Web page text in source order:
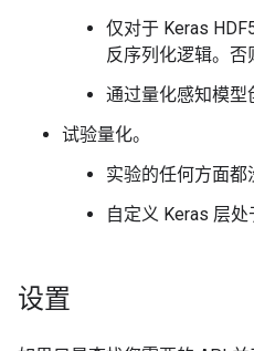
仅对于 Keras
反序列化逻辑。否
通过量化感知模型
试验量化。
实验的任何方面都
自定义 Keras 层处
设置